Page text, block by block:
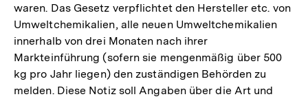
waren. Das Gesetz verpflichtet den Hersteller etc. von
Umweltchemikalien, alle neuen Umweltchemikalien
innerhalb von drei Monaten nach ihrer
Markteinführung (sofern sie mengenmäßig über 500
kg pro Jahr liegen) den zuständigen Behörden zu
melden. Diese Notiz soll Angaben über die Art und